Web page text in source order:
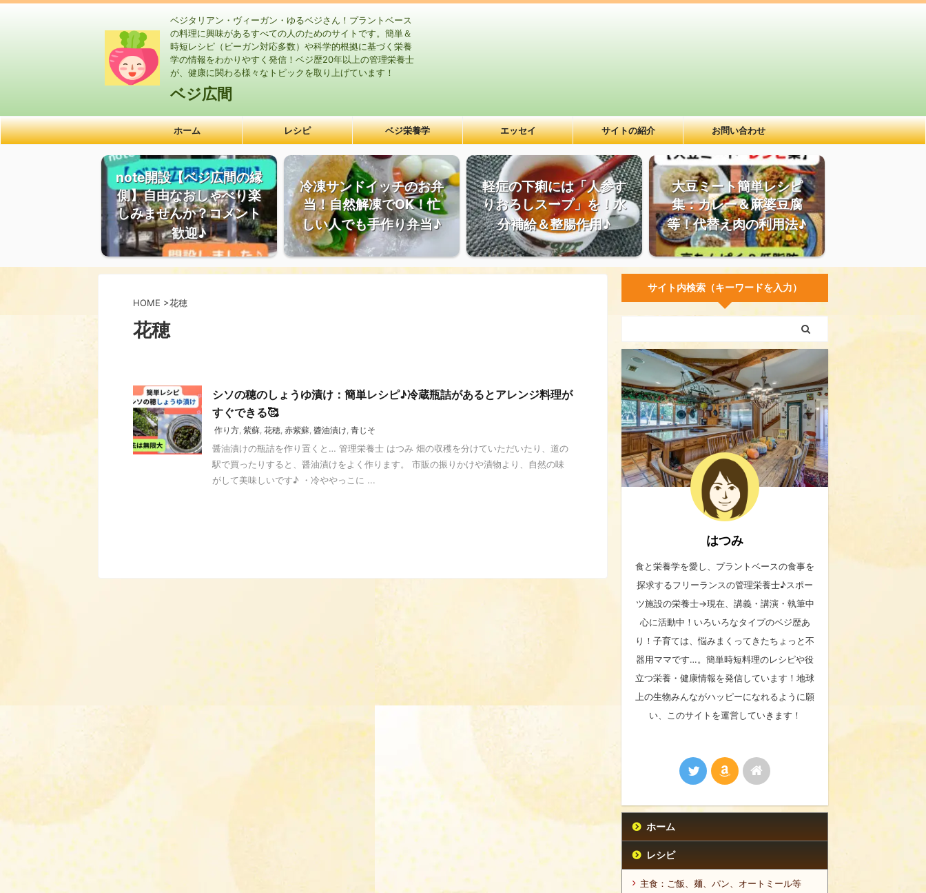
ベジタリアン・ヴィーガン・ゆるベジさん！プラントベース
の料理に興味があるすべての人のためのサイトです。簡単＆
時短レシピ（ビーガン対応多数）や科学的根拠に基づく栄養
学の情報をわかりやすく発信！ベジ歴20年以上の管理栄養士
が、健康に関わる様々なトピックを取り上げています！
ベジ広間
ホーム レシピ ベジ栄養学 エッセイ サイトの紹介 お問い合わせ
note開設【ベジ広間の縁
側】自由なおしゃべり楽
しみませんか？コメント
歓迎♪
冷凍サンドイッチのお弁
当！自然解凍でOK！忙
しい人でも手作り弁当♪
軽症の下痢には「人参す
りおろしスープ」を！水
分補給＆整腸作用♪
大豆ミート簡単レシピ
集：カレー＆麻婆豆腐
等！代替え肉の利用法♪
HOME >花穂
花穂
シソの穂のしょうゆ漬け：簡単レシピ♪冷蔵瓶詰があるとアレンジ料理が
すぐできる🥰
作り方, 紫蘇, 花穂, 赤紫蘇, 醬油漬け, 青じそ
醤油漬けの瓶詰を作り置くと… 管理栄養士 はつみ 畑の収穫を分けていただいたり、道の
駅で買ったりすると、醤油漬けをよく作ります。 市販の振りかけや漬物より、自然の味
がして美味しいです♪ ・冷ややっこに ...
サイト内検索（キーワードを入力）
はつみ
食と栄養学を愛し、プラントベースの食事を
探求するフリーランスの管理栄養士♪スポー
ツ施設の栄養士→現在、講義・講演・執筆中
心に活動中！いろいろなタイプのベジ歴あ
り！子育ては、悩みまくってきたちょっと不
器用ママです…。簡単時短料理のレシピや役
立つ栄養・健康情報を発信しています！地球
上の生物みんながハッピーになれるように願
い、このサイトを運営していきます！
ホーム
レシピ
主食：ご飯、麺、パン、オートミール等